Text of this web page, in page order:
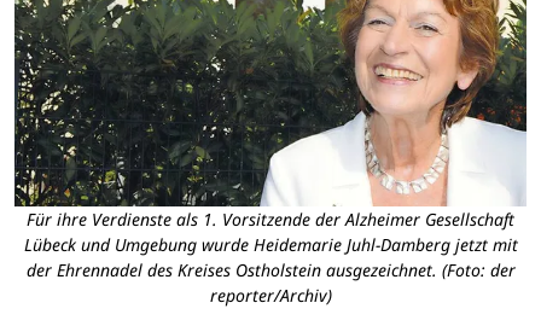
Für ihre Verdienste als 1. Vorsitzende der Alzheimer Gesellschaft
Lübeck und Umgebung wurde Heidemarie Juhl-Damberg jetzt mit
der Ehrennadel des Kreises Ostholstein ausgezeichnet. (Foto: der
reporter/Archiv)